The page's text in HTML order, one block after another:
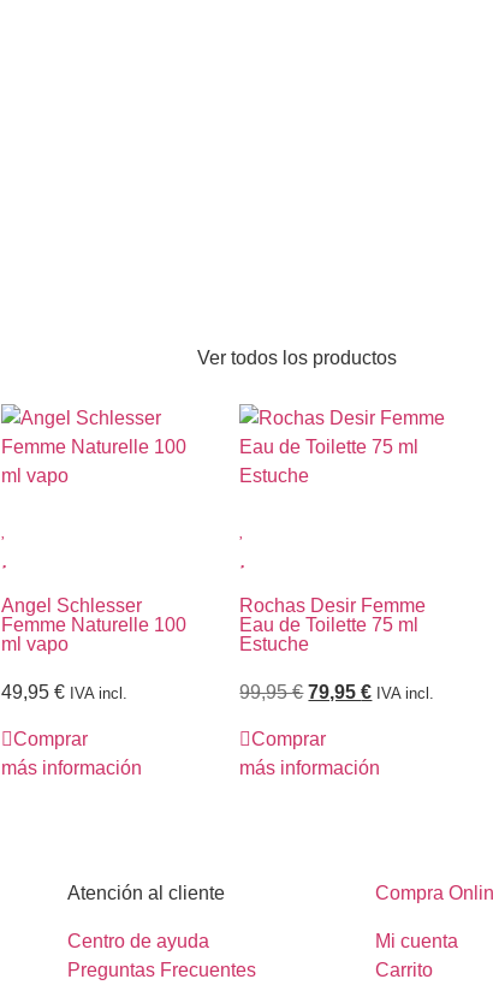
Ver todos los productos
Angel Schlesser
Femme Naturelle 100
ml vapo
49,95€ IVA incl.
Comprar
más información
Rochas Desir Femme
Eau de Toilette 75 ml
Estuche
99,95€ 79,95€ IVA incl.
Comprar
más información
Atención al cliente
Centro de ayuda
Preguntas Frecuentes
Compra
Mi cuenta
Carrito